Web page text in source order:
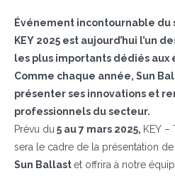
Événement incontournable
KEY 2025 est aujourd’hui l’un
les plus importants dédiés
Comme chaque année, Sun
présenter ses innovations et
professionnels du secteur.
Prévu du 5 au 7 mars 2025, KEY –
sera le cadre de la présentation
Sun Ballastet offrira à notre